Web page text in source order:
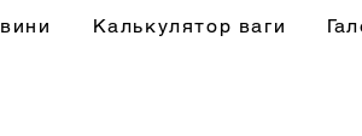
Калькулятор ваги